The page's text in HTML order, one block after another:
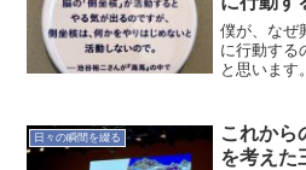
僕が、なぜ
に行動する
と思います
葉。「す
意識してい
日々の瞬間を綴る
これから
を考えた